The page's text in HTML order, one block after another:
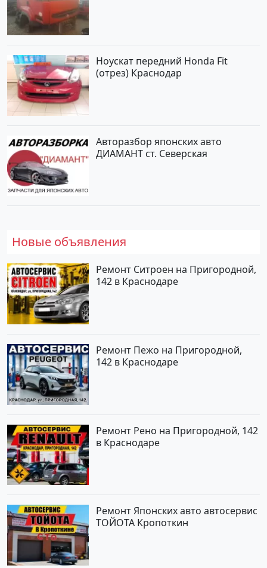
Ноускат передний Honda Fit
(отрез) Краснодар
Авторазбор японских авто
ДИАМАНТ ст. Северская
Новые объявления
Ремонт Ситроен на Пригородной,
142 в Краснодаре
Ремонт Пежо на Пригородной,
142 в Краснодаре
Ремонт Рено на Пригородной, 142
в Краснодаре
Ремонт Японских авто автосервис
ТОЙОТА Кропоткин